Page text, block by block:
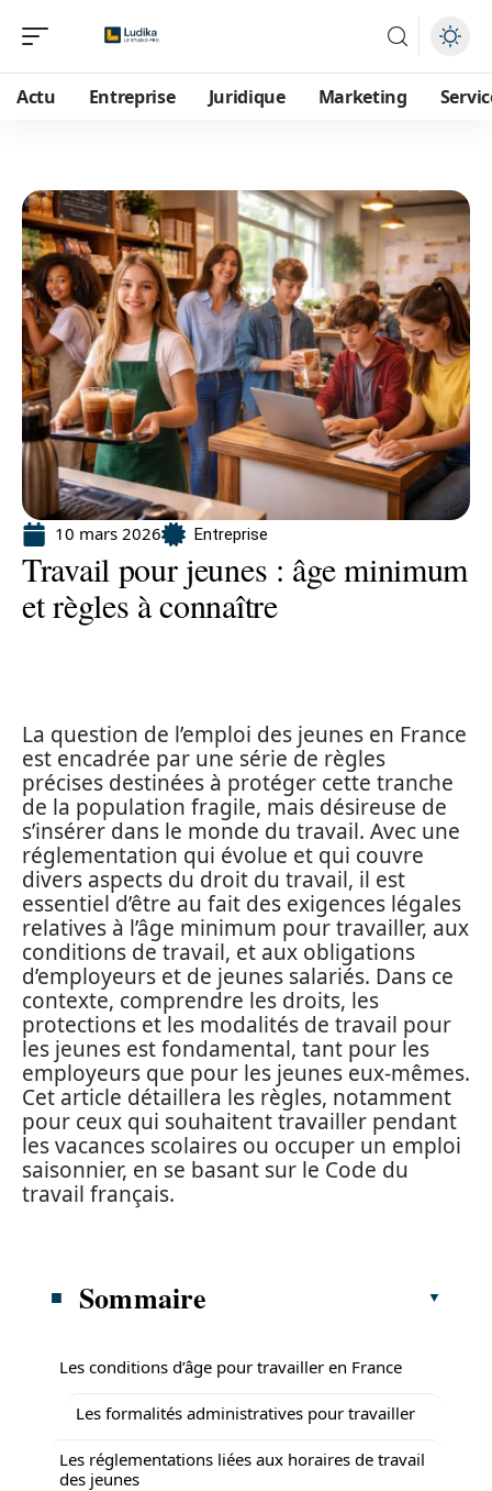
Actu Entreprise Juridique Marketing
10 mars 2026 Entreprise
Travail pour jeunes : âge minimum
et règles à connaître
La question de l’emploi des jeunes en France
est encadrée par une série de règles
précises destinées à protéger cette tranche
de la population fragile, mais désireuse de
s’insérer dans le monde du travail. Avec une
réglementation qui évolue et qui couvre
divers aspects du droit du travail, il est
essentiel d’être au fait des exigences légales
relatives à l’âge minimum pour travailler, aux
conditions de travail, et aux obligations
d’employeurs et de jeunes salariés. Dans ce
contexte, comprendre les droits, les
protections et les modalités de travail pour
les jeunes est fondamental, tant pour les
employeurs que pour les jeunes eux-mêmes.
Cet article détaillera les règles, notamment
pour ceux qui souhaitent travailler pendant
les vacances scolaires ou occuper un emploi
saisonnier, en se basant sur le Code du
travail français.
Sommaire
Les conditions d’âge pour travailler en France
Les formalités administratives pour travailler
Les réglementations liées aux horaires de travail
des jeunes